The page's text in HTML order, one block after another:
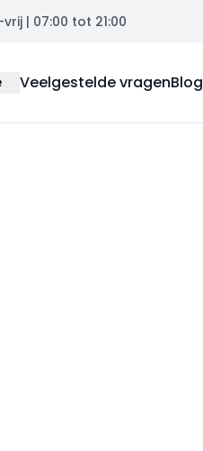
| 07:00 tot 21:00
Veelgestelde vragenBlog